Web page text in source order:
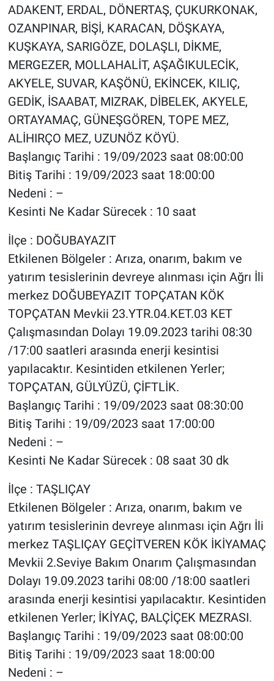
ADAKENT, ERDAL, DÖNERTAŞ, ÇUKURKONAK,
OZANPINAR, BİŞİ, KARACAN, DÖŞKAYA,
KUŞKAYA, SARIGÖZE, DOLAŞLI, DİKME,
MERGEZER, MOLLAHALİT, AŞAĞIKULECİK,
AKYELE, SUVAR, KAŞÖNÜ, EKİNCEK, KILIÇ,
GEDİK, İSAABAT, MIZRAK, DİBELEK, AKYELE,
ORTAYAMAÇ, GÜNEŞGÖREN, TOPE MEZ,
ALİHIRÇO MEZ, UZUNÖZ KÖYÜ.
Başlangıç Tarihi : 19/09/2023 saat 08:00:00
Bitiş Tarihi : 19/09/2023 saat 18:00:00
Nedeni : –
Kesinti Ne Kadar Sürecek : 10 saat
İlçe : DOĞUBAYAZIT
Etkilenen Bölgeler : Arıza, onarım, bakım ve
yatırım tesislerinin devreye alınması için Ağrı İli
merkez DOĞUBEYAZIT TOPÇATAN KÖK
TOPÇATAN Mevkii 23.YTR.04.KET.03 KET
Çalışmasından Dolayı 19.09.2023 tarihi 08:30
/17:00 saatleri arasında enerji kesintisi
yapılacaktır. Kesintiden etkilenen Yerler;
TOPÇATAN, GÜLYÜZÜ, ÇİFTLİK.
Başlangıç Tarihi : 19/09/2023 saat 08:30:00
Bitiş Tarihi : 19/09/2023 saat 17:00:00
Nedeni : –
Kesinti Ne Kadar Sürecek : 08 saat 30 dk
İlçe : TAŞLIÇAY
Etkilenen Bölgeler : Arıza, onarım, bakım ve
yatırım tesislerinin devreye alınması için Ağrı İli
merkez TAŞLIÇAY GEÇİTVEREN KÖK İKİYAMAÇ
Mevkii 2.Seviye Bakım Onarım Çalışmasından
Dolayı 19.09.2023 tarihi 08:00 /18:00 saatleri
arasında enerji kesintisi yapılacaktır. Kesintiden
etkilenen Yerler; İKİYAÇ, BALÇİÇEK MEZRASI.
Başlangıç Tarihi : 19/09/2023 saat 08:00:00
Bitiş Tarihi : 19/09/2023 saat 18:00:00
Nedeni : –